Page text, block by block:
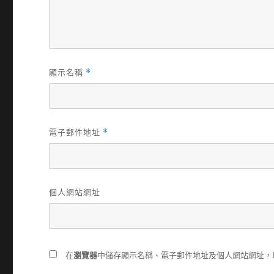
顯示名稱 *
電子郵件地址 *
個人網站網址
在瀏覽器中儲存顯示名稱、電子郵件地址及個人網站網址